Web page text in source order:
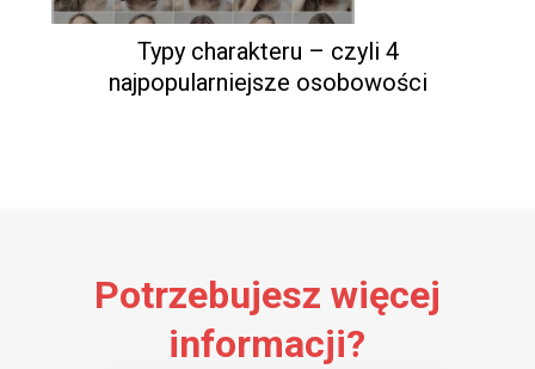
Typy charakteru – czyli 4
najpopularniejsze osobowości
Potrzebujesz więcej
informacji?